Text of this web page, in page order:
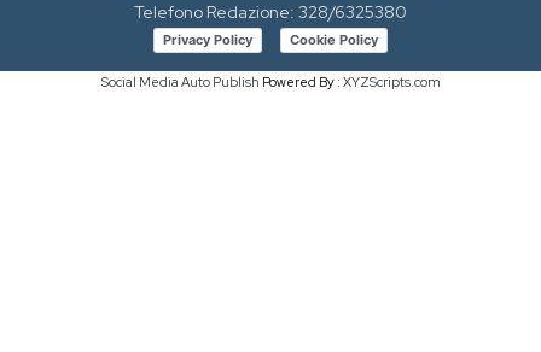
Telefono Redazione: 328/6325380
Privacy Policy Cookie Policy
Social Media Auto Publish Powered By : XYZScripts.com